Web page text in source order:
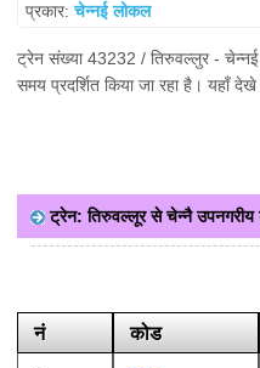
प्रकार:चेन्नई लोकल
ट्रेन संख्या 43232 / तिरुवल्लुर - चेन्नई
समय प्रदर्शित किया जा रहा है। यहाँ
ट्रेन: तिरुवल्लूर से चेन्नै उपनगरीय
नं कोड